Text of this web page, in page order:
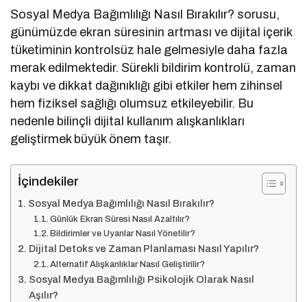
Sosyal Medya Bağımlılığı Nasıl Bırakılır? sorusu,
günümüzde ekran süresinin artması ve dijital içerik
tüketiminin kontrolsüz hale gelmesiyle daha fazla
merak edilmektedir. Sürekli bildirim kontrolü, zaman
kaybı ve dikkat dağınıklığı gibi etkiler hem zihinsel
hem fiziksel sağlığı olumsuz etkileyebilir. Bu
nedenle bilinçli dijital kullanım alışkanlıkları
geliştirmek büyük önem taşır.
İçindekiler
Sosyal Medya Bağımlılığı Nasıl Bırakılır?
Günlük Ekran Süresi Nasıl Azaltılır?
Bildirimler ve Uyarılar Nasıl Yönetilir?
Dijital Detoks ve Zaman Planlaması Nasıl Yapılır?
Alternatif Alışkanlıklar Nasıl Geliştirilir?
Sosyal Medya Bağımlılığı Psikolojik Olarak Nasıl
Aşılır?